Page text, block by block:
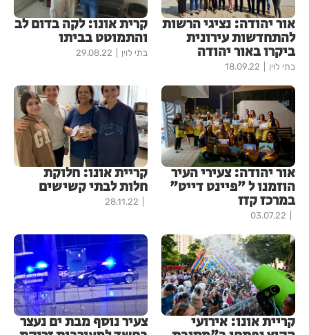
אור יהודה: נציגי הרשות
להתחדשות עירונית
ביקרו באור יהודה
בתי לוין 18.09.22
קרית אונו: לקה בדום לב
והתמוטט בביתו
בתי לוין 29.08.22
אור יהודה: צעירי העיר
הוזמנו ל "פיינט דייט"
במרכז קזז
03.07.22
קריית אונו: חלוקת
חלות לבתי קשישים
28.11.22
קריית אונו: אירועי צעיר נוסף מבת ים נעצר